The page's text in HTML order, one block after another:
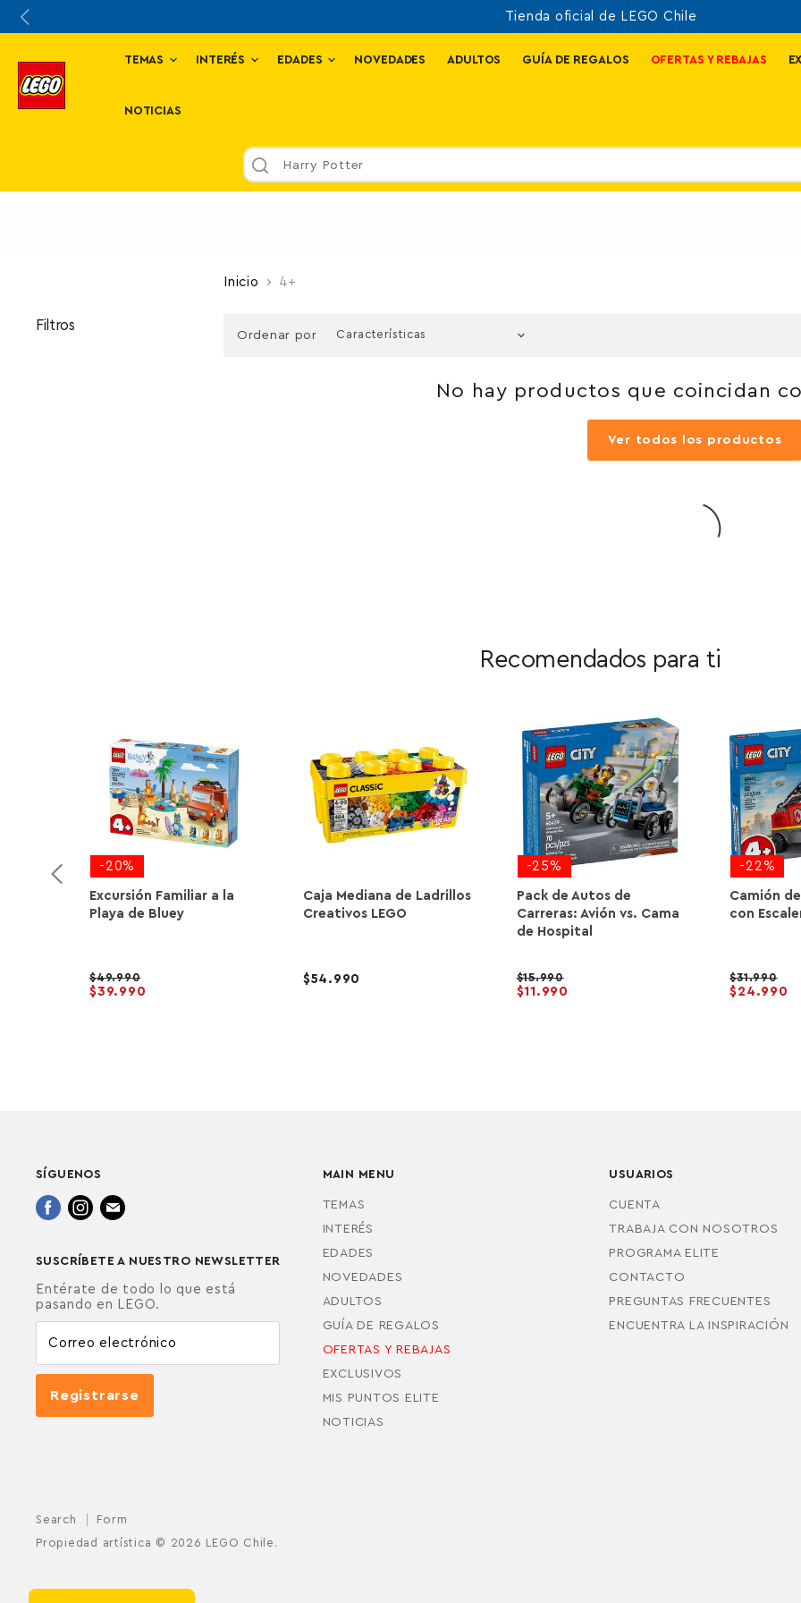
Tienda oficial de LEGO Chile
TEMAS INTERÉS EDADES NOVEDADES ADULTOS GUÍA DE REGALOS OFERTAS Y REBAJAS
NOTICIAS
Harry Potter
Filtros
Inicio 4+
Ordenar por
No hay productos que coincidan
Ver todos los productos
Recomendados para ti
-20%
Excursión Familiar a la
Playa de Bluey
49.990
39.990
Caja Mediana de Ladrillos
Creativos LEGO
54.990
-25%
Pack de Autos de
Carreras: Avión vs. Cama
de Hospital
15.990
11.990
-22%
Camión
con
31.990
24.990
SÍGUENOS
Encuéntrenos
Encuéntrenos
Encuéntrenos
SUSCRÍBETE A NUESTRO NEWSLETTER
Entérate de todo lo que está
pasando en LEGO.
Correo electrónico
Registrarse
MAIN MENU
TEMAS
INTERÉS
EDADES
NOVEDADES
ADULTOS
GUÍA DE REGALOS
OFERTAS Y REBAJAS
EXCLUSIVOS
MIS PUNTOS ELITE
NOTICIAS
USUARIOS
CUENTA
TRABAJA CON NOSOTROS
PROGRAMA ELITE
CONTACTO
PREGUNTAS FRECUENTES
ENCUENTRA LA INSPIRACIÓN
Search
Form
Propiedad artística © 2026 LEGO Chile.